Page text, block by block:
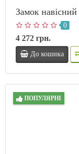
Замок
0
4 272 грн.
До кошика
ПОПУЛЯРНІ